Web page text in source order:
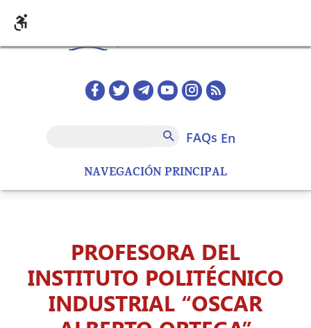
NAVEGACIÓN PRINCIPAL
Redes sociales home
FAQs
FAQs en
PROFESORA DEL
INSTITUTO POLITÉCNICO
INDUSTRIAL “OSCAR